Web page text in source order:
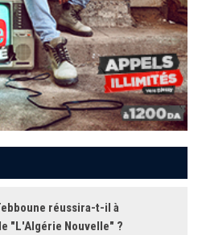
réussira-t-il à
"L'Algérie Nouvelle" ?